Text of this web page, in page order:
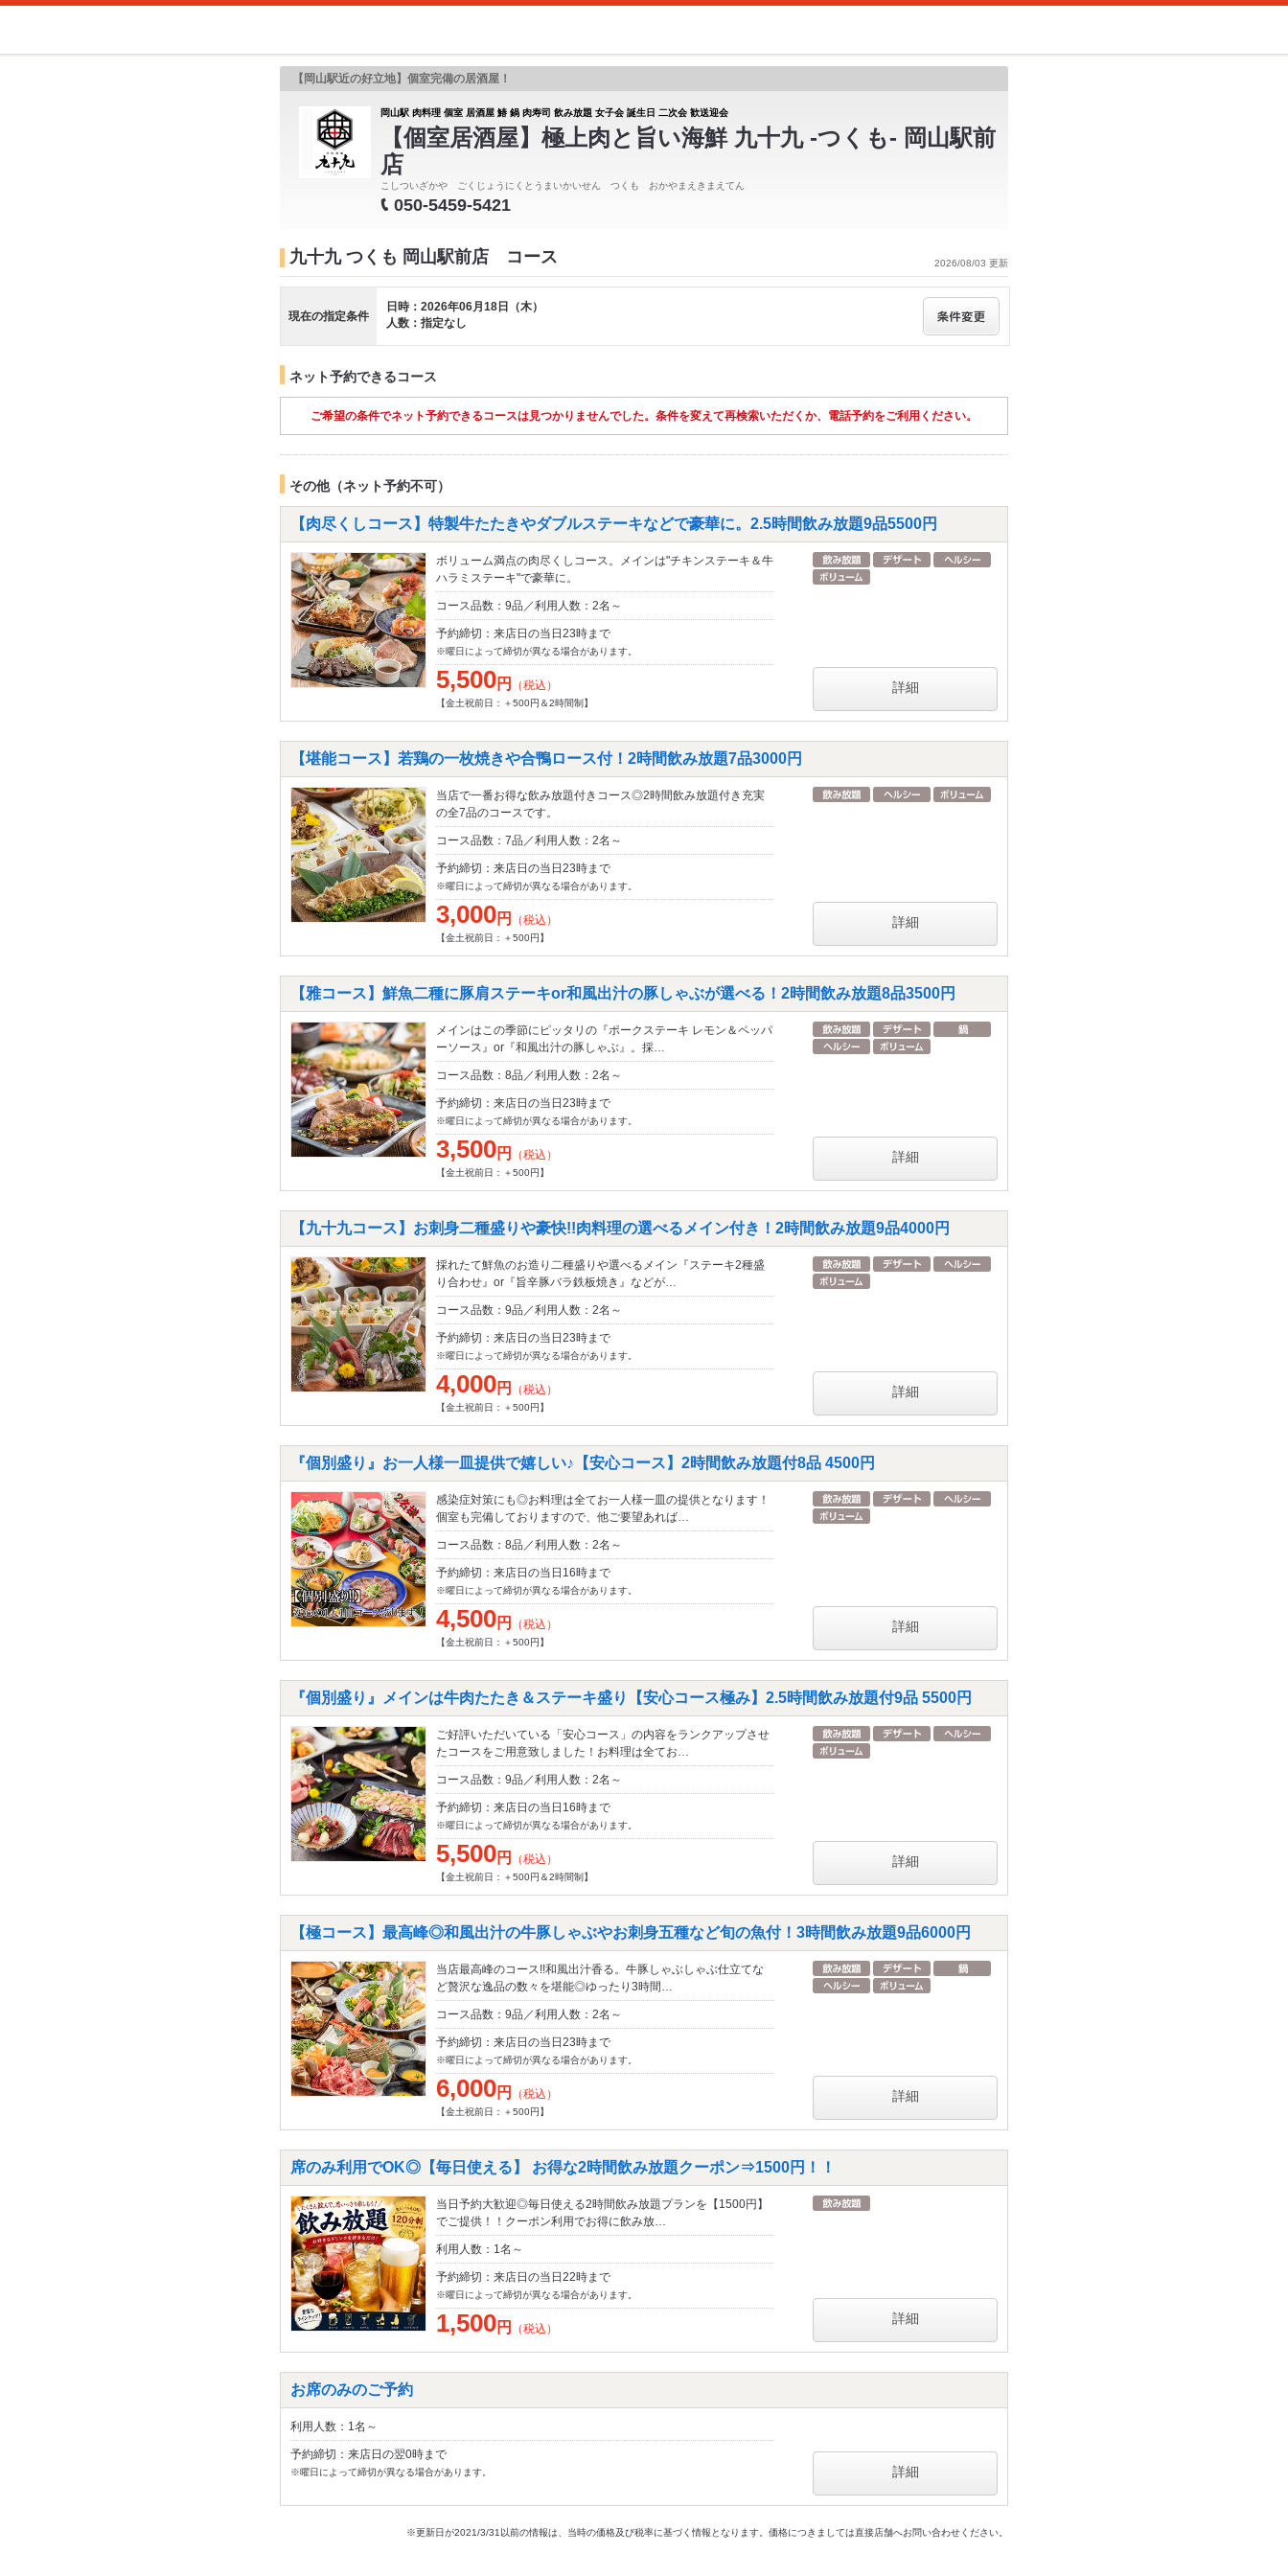
【岡山駅近の好立地】個室完備の居酒屋！
岡山駅 肉料理 個室 居酒屋 鰆 鍋 肉寿司 飲み放題 女子会 誕生日 二次会 歓送迎会
【個室居酒屋】極上肉と旨い海鮮 九十九 -つくも- 岡山駅前
店
こしついざかや ごくじょうにくとうまいかいせん つくも おかやまえきまえてん
050-5459-5421
2026/08/03 更新
九十九 つくも 岡山駅前店 コース
現在の指定条件
日時：2026年06月18日（木）
人数：指定なし
ネット予約できるコース
ご希望の条件でネット予約できるコースは見つかりませんでした。条件を変えて再検索いただくか、電話予約をご利用ください。
その他（ネット予約不可）
【肉尽くしコース】特製牛たたきやダブルステーキなどで豪華に。2.5時間飲み放題9品5500円
ボリューム満点の肉尽くしコース。メインは"チキンステーキ＆牛
ハラミステーキ"で豪華に。
コース品数：9品／利用人数：2名～
予約締切：来店日の当日23時まで
※曜日によって締切が異なる場合があります。
5,500円 （税込）
【金土祝前日：＋500円＆2時間制】
詳細
【堪能コース】若鶏の一枚焼きや合鴨ロース付！2時間飲み放題7品3000円
当店で一番お得な飲み放題付きコース◎2時間飲み放題付き充実
の全7品のコースです。
コース品数：7品／利用人数：2名～
予約締切：来店日の当日23時まで
※曜日によって締切が異なる場合があります。
3,000円 （税込）
【金土祝前日：＋500円】
詳細
【雅コース】鮮魚二種に豚肩ステーキor和風出汁の豚しゃぶが選べる！2時間飲み放題8品3500円
メインはこの季節にピッタリの『ポークステーキ レモン＆ペッパ
ーソース』or『和風出汁の豚しゃぶ』。採…
コース品数：8品／利用人数：2名～
予約締切：来店日の当日23時まで
※曜日によって締切が異なる場合があります。
3,500円 （税込）
【金土祝前日：＋500円】
詳細
【九十九コース】お刺身二種盛りや豪快!!肉料理の選べるメイン付き！2時間飲み放題9品4000円
採れたて鮮魚のお造り二種盛りや選べるメイン『ステーキ2種盛
り合わせ』or『旨辛豚バラ鉄板焼き』などが…
コース品数：9品／利用人数：2名～
予約締切：来店日の当日23時まで
※曜日によって締切が異なる場合があります。
4,000円 （税込）
【金土祝前日：＋500円】
詳細
『個別盛り』お一人様一皿提供で嬉しい♪【安心コース】2時間飲み放題付8品 4500円
感染症対策にも◎お料理は全てお一人様一皿の提供となります！
個室も完備しておりますので、他ご要望あれば…
コース品数：8品／利用人数：2名～
予約締切：来店日の当日16時まで
※曜日によって締切が異なる場合があります。
4,500円 （税込）
【金土祝前日：＋500円】
詳細
『個別盛り』メインは牛肉たたき＆ステーキ盛り【安心コース極み】2.5時間飲み放題付9品 5500円
ご好評いただいている「安心コース」の内容をランクアップさせ
たコースをご用意致しました！お料理は全てお…
コース品数：9品／利用人数：2名～
予約締切：来店日の当日16時まで
※曜日によって締切が異なる場合があります。
5,500円 （税込）
【金土祝前日：＋500円＆2時間制】
詳細
【極コース】最高峰◎和風出汁の牛豚しゃぶやお刺身五種など旬の魚付！3時間飲み放題9品6000円
当店最高峰のコース!!和風出汁香る。牛豚しゃぶしゃぶ仕立てな
ど贅沢な逸品の数々を堪能◎ゆったり3時間…
コース品数：9品／利用人数：2名～
予約締切：来店日の当日23時まで
※曜日によって締切が異なる場合があります。
6,000円 （税込）
【金土祝前日：＋500円】
詳細
席のみ利用でOK◎【毎日使える】 お得な2時間飲み放題クーポン⇒1500円！！
当日予約大歓迎◎毎日使える2時間飲み放題プランを【1500円】
でご提供！！クーポン利用でお得に飲み放…
利用人数：1名～
予約締切：来店日の当日22時まで
※曜日によって締切が異なる場合があります。
1,500円 （税込）
詳細
お席のみのご予約
利用人数：1名～
予約締切：来店日の翌0時まで
※曜日によって締切が異なる場合があります。 詳細
※更新日が2021/3/31以前の情報は、当時の価格及び税率に基づく情報となります。価格につきましては直接店舗へお問い合わせください。